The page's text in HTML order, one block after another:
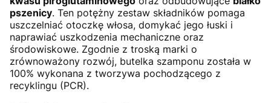
pszenicy. Ten potężny zestaw składników pomaga
uszczelniać otoczkę włosa, domykać jego łuski i
naprawiać uszkodzenia mechaniczne oraz
środowiskowe. Zgodnie z troską marki o
zrównoważony rozwój, butelka szamponu została w
100% wykonana z tworzywa pochodzącego z
recyklingu (PCR).